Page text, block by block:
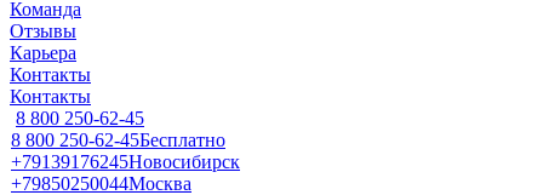
Команда
Отзывы
Карьера
Контакты
Контакты
8 800 250-62-45
8 800 250-62-45Бесплатно
+79139176245Новосибирск
+79850250044Москва